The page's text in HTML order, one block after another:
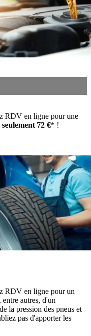
RDV en ligne pour une
seulement 72 €* !
RDV en ligne pour un
autres, d'un
la pression des pneus et
pas d'apporter les